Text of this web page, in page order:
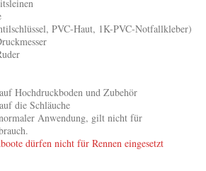
PVC-Haut, 1K-PVC-Notfallkleber)
Hochdruckboden und Zubehör
die Schläuche
Anwendung, gilt nicht für
dürfen nicht für Rennen eingesetzt